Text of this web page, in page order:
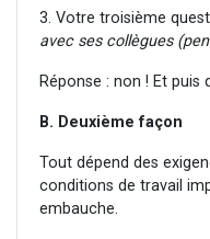
3. Votre troisième
avec ses collègues
Réponse : non ! Et puis
B. Deuxième façon
Tout dépend des
conditions de travail
embauche.